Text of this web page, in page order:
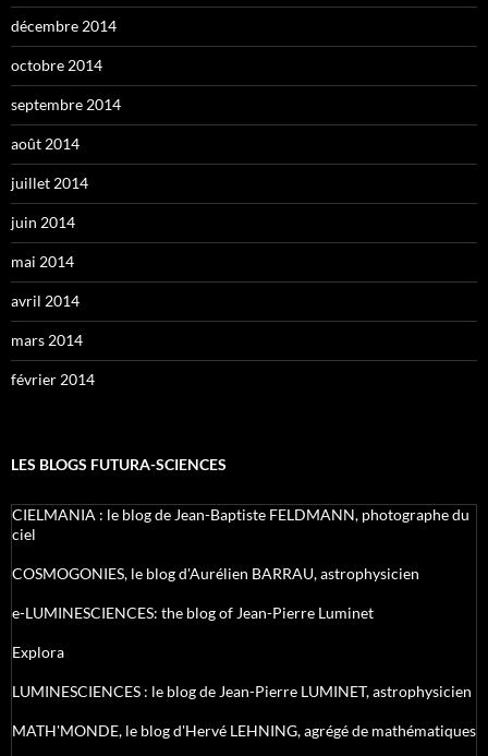
décembre 2014
octobre 2014
septembre 2014
août 2014
juillet 2014
juin 2014
mai 2014
avril 2014
mars 2014
février 2014
LES BLOGS FUTURA-SCIENCES
CIELMANIA : le blog de Jean-Baptiste FELDMANN, photographe du
ciel
COSMOGONIES, le blog d'Aurélien BARRAU, astrophysicien
e-LUMINESCIENCES: the blog of Jean-Pierre Luminet
Explora
LUMINESCIENCES : le blog de Jean-Pierre LUMINET, astrophysicien
MATH'MONDE, le blog d'Hervé LEHNING, agrégé de mathématiques